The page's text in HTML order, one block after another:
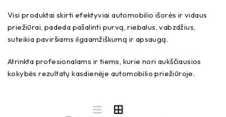
Visi produktai skirti efektyviai automobilio išorės ir vidaus
priežiūrai, padeda pašalinti purvą, riebalus, vabzdžius,
suteikia paviršiams ilgaamžiškumą ir apsaugą.
Atrinkta profesionalams ir tiems, kurie nori aukščiausios
kokybės rezultatų kasdienėje automobilio priežiūroje.